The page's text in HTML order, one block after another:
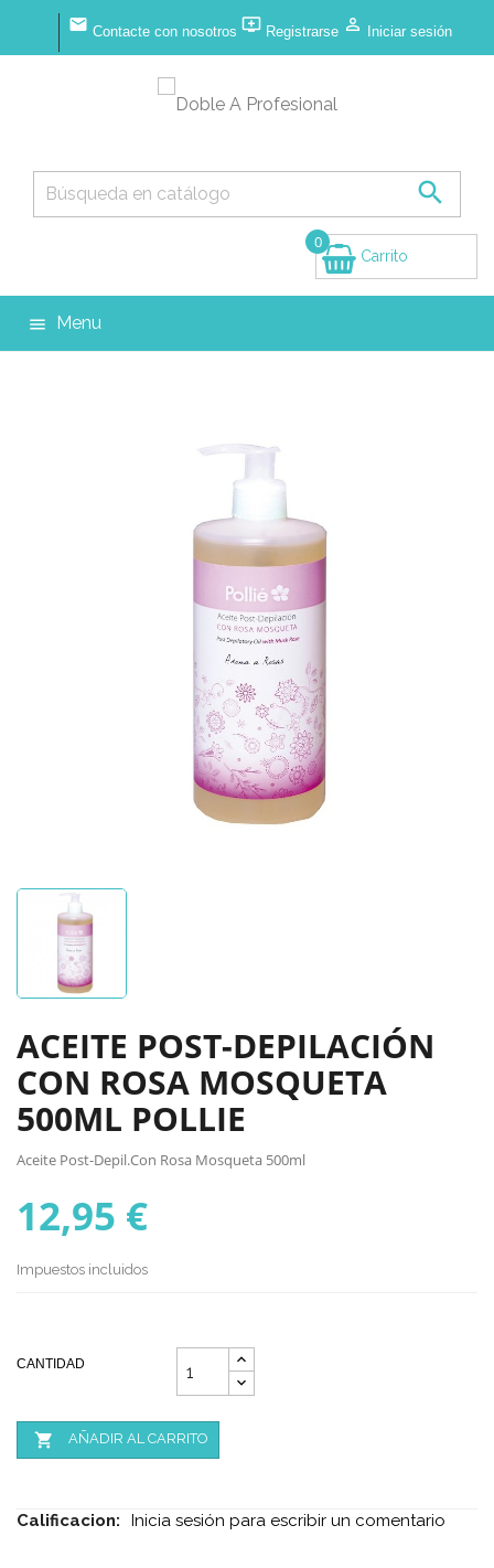
 Contacte con nosotros  Registrarse  Iniciar sesión

Carrito
0
 Menu
ACEITE POST-DEPILACIÓN
CON ROSA MOSQUETA
500ML POLLIE
Aceite Post-Depil.Con Rosa Mosqueta 500ml
12,95 €
Impuestos incluidos
CANTIDAD
 AÑADIR AL CARRITO
Calificacion: Inicia sesión para escribir un comentario